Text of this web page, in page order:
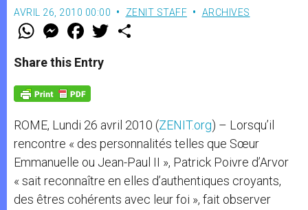
AVRIL 26, 2010 00:00 ZENIT STAFF ARCHIVES
W
t
s
p
p
M
e
s
e
g
e
F
a
e
b
o
k
w
Share this Entry
ROME, Lundi 26 avril 2010 (ZENIT.org) – Lorsqu’il
rencontre « des personnalités telles que Sœur
Emmanuelle ou Jean-Paul II », Patrick Poivre d’Arvor
« sait reconnaître en elles d’authentiques croyants,
des êtres cohérents avec leur foi », fait observer